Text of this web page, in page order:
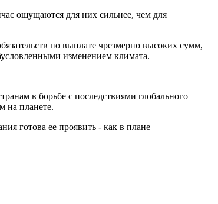
ощущаются для них сильнее, чем для
по выплате чрезмерно высоких сумм,
изменением климата.
в борьбе с последствиями глобального
на планете.
готова ее проявить - как в плане